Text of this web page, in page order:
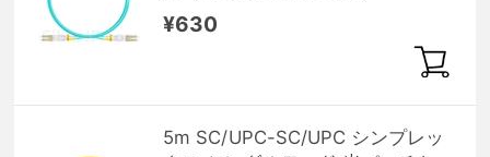
¥630
5m SC/UPC-SC/UPC シンプレッ